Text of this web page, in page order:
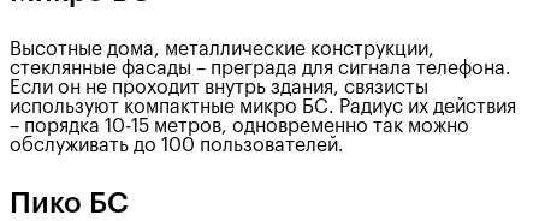
Высотные дома, металлические конструкции,
стеклянные фасады – преграда для сигнала телефона.
Если он не проходит внутрь здания, связисты
используют компактные микро БС. Радиус их действия
– порядка 10-15 метров, одновременно так можно
обслуживать до 100 пользователей.
Пико БС